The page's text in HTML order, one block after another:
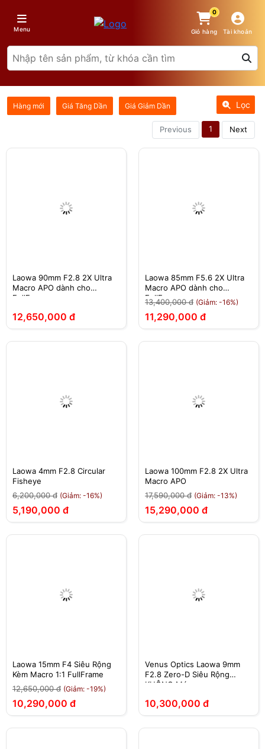
Menu
0
Giỏ hàng Tài khoản
Hàng mới Giá Tăng Dần Giá Giảm Dần Lọc
Previous 1 Next
Laowa 90mm F2.8 2X Ultra
Macro APO dành cho
FullFrame
12,650,000 đ
Laowa 85mm F5.6 2X Ultra
Macro APO dành cho
FullFrame
13,400,000 đ (Giảm: -16%)
11,290,000 đ
Laowa 4mm F2.8 Circular
Fisheye
6,200,000 đ (Giảm: -16%)
5,190,000 đ
Laowa 100mm F2.8 2X Ultra
Macro APO
17,590,000 đ (Giảm: -13%)
15,290,000 đ
Laowa 15mm F4 Siêu Rộng
Kèm Macro 1:1 FullFrame
12,650,000 đ (Giảm: -19%)
10,290,000 đ
Venus Optics Laowa 9mm
F2.8 Zero-D Siêu Rộng
KHÔNG Méo
10,300,000 đ